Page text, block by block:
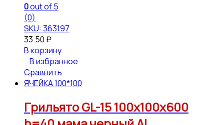
0out of 5
(0)
SKU: 363197
33.50 ₽
В корзину
В избранное
Сравнить
ЯЧЕЙКА 100*100
Грильято GL-15 100х100х600